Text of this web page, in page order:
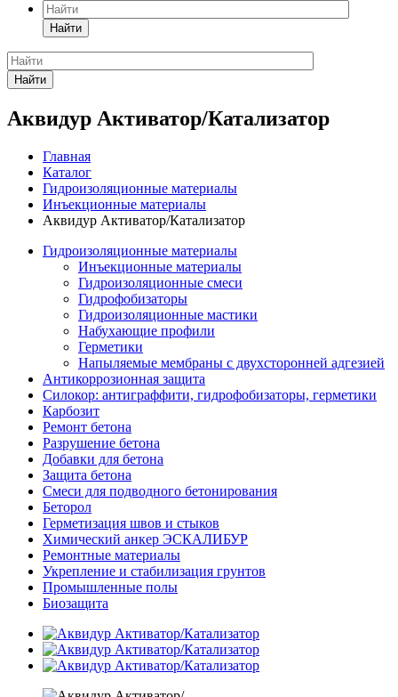
Найти
Найти
Аквидур Активатор/Катализатор
Главная
Каталог
Гидроизоляционные материалы
Инъекционные материалы
Аквидур Активатор/Катализатор
Гидроизоляционные материалы
Инъекционные материалы
Гидроизоляционные смеси
Гидрофобизаторы
Гидроизоляционные мастики
Набухающие профили
Герметики
Напыляемые мембраны с двухсторонней адгезией
Антикоррозионная защита
Силокор: антиграффити, гидрофобизаторы, герметики
Карбозит
Ремонт бетона
Разрушение бетона
Добавки для бетона
Защита бетона
Смеси для подводного бетонирования
Беторол
Герметизация швов и стыков
Химический анкер ЭСКАЛИБУР
Ремонтные материалы
Укрепление и стабилизация грунтов
Промышленные полы
Биозащита